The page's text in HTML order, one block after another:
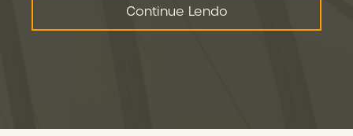
Continue Lendo